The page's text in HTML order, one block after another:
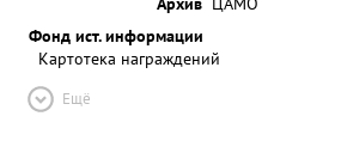
Фонд ист. информации
Картотека награждений
Ещё